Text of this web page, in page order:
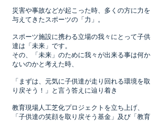
災害や事故などが起こった時、 多くの方に力を
与えてきたスポーツの「力」。
スポーツ施設に携わる立場の我々にとって子供
達は「未来」です。
その、「未来」のために我々が出来る事は何か
ないのかと考えた時、
「まずは、元気に子供達が走り回れる環境を取
り戻そう！」と言う答えに辿り着き
教育現場人工芝化プロジェクトを立ち上げ、
「子供達の笑顔を取り戻そう基金」及び「教育